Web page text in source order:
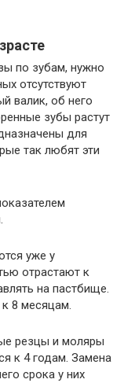
по зубам, нужно
отсутствуют
валик, об него
зубы растут
для
так любят эти
уже у
отрастают к
на пастбище.
8 месяцам.
резцы и моляры
к 4 годам. Замена
срока у них